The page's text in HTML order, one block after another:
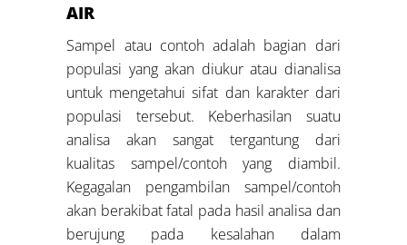
AIR
Sampel atau contoh adalah bagian dari
populasi yang akan diukur atau dianalisa
untuk mengetahui sifat dan karakter dari
populasi tersebut. Keberhasilan suatu
analisa akan sangat tergantung dari
kualitas sampel/contoh yang diambil.
Kegagalan pengambilan sampel/contoh
akan berakibat fatal pada hasil analisa dan
berujung pada kesalahan dalam